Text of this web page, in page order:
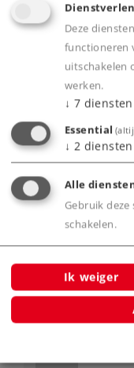
Art.-No. 36438
359,00 €
Nog niet
Spoor H0
NIEUW
Deze
functioneren
uitschakelen
werken.
↓ 7 diensten
Essential
↓ 2 diensten
Alle
Gebruik
schakelen.
Ik weiger